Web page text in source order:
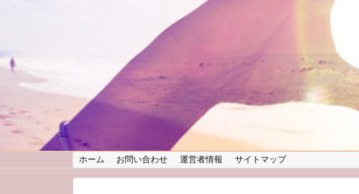
ホーム お問い合わせ 運営者情報 サイトマップ